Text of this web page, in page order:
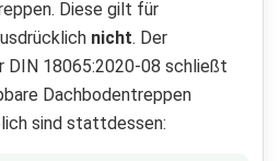
Diese gilt für
nicht. Der
DIN 18065:2020-08 schließt
Dachbodentreppen
sind stattdessen: